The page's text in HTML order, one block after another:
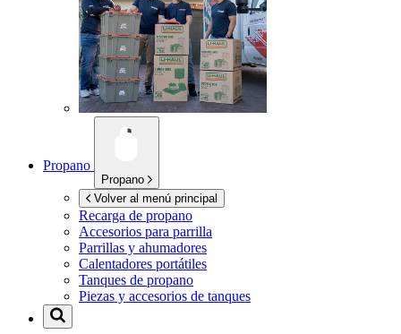
Propano
Propano
Volver al menú principal
Recarga de propano
Accesorios para parrilla
Parrillas y ahumadores
Calentadores portátiles
Tanques de propano
Piezas y accesorios de tanques